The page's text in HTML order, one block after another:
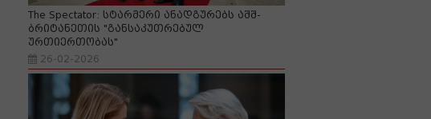
The Spectator: სტარმერი ანადგურებს აშშ-
ბრიტანეთის "განსაკუთრებულ
ურთიერთობას"
26-02-2026